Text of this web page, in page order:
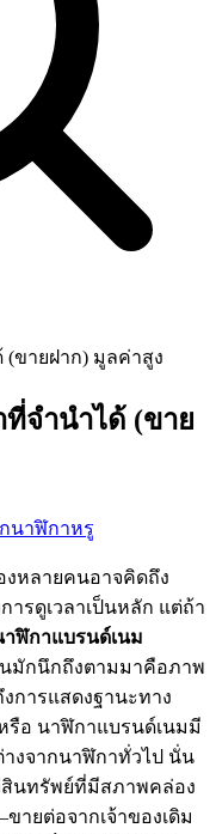
จำนำได้ (ขาย
นาฬิกาหรู
หลายคนอาจคิดถึง
ารดูเวลาเป็นหลัก แต่ถ้า
ฬิกาแบรนด์เนม
นมักนึกถึงตามมาคือภาพ
การแสดงฐานะทาง
อ นาฬิกาแบรนด์เนมมี
งจากนาฬิกาทั่วไป นั่น
สินทรัพย์ที่มีสภาพคล่อง
ขายต่อจากเจ้าของเดิม